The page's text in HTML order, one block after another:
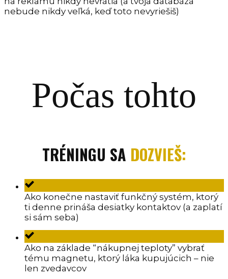
nebude nikdy veľká, keď toto nevyriešiš)
Počas tohto
TRÉNINGU SA DOZVIEŠ:
Ako konečne nastaviť funkčný systém, ktorý
ti denne prináša desiatky kontaktov (a zaplatí
si sám seba)
Ako na základe “nákupnej teploty” vybrať
tému magnetu, ktorý láka kupujúcich – nie
len zvedavcov